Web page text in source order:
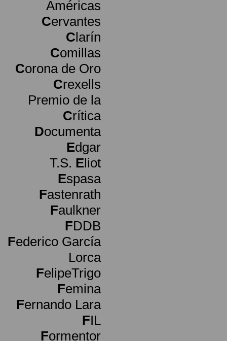
Américas
Cervantes
Clarín
Comillas
Corona de Oro
Crexells
Premio de la
Crítica
Documenta
Edgar
T.S. Eliot
Espasa
Fastenrath
Faulkner
FDDB
Federico García
Lorca
FelipeTrigo
Femina
Fernando Lara
FIL
Formentor